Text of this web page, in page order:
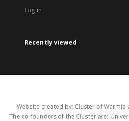
Log in
Recently viewed
Website created by: Cluster of Warmia
The co-founders of the Cluster are: